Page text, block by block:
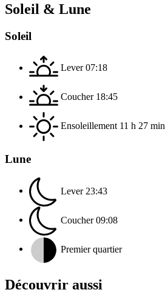
Soleil & Lune
Soleil
Lever 07:18
Coucher 18:45
Ensoleillement 11 h 27 min
Lune
Lever 23:43
Coucher 09:08
Premier quartier
Découvrir aussi